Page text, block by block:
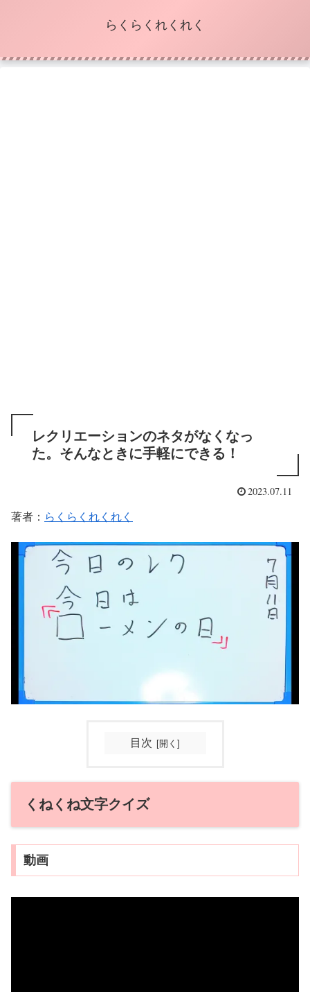
らくらくれくれく
レクリエーションのネタがなくなっ
た。そんなときに手軽にできる！
2023.07.11
著者： らくらくれくれく
目次
くねくね文字クイズ
動画